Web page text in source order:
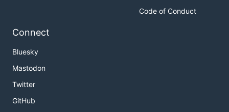
Code of Conduct
Connect
Bluesky
Mastodon
Twitter
GitHub